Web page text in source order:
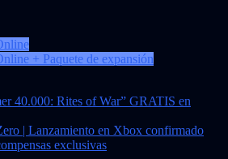
+ Paquete de expansión
40.000: Rites of War” GRATIS en
| Lanzamiento en Xbox confirmado
exclusivas